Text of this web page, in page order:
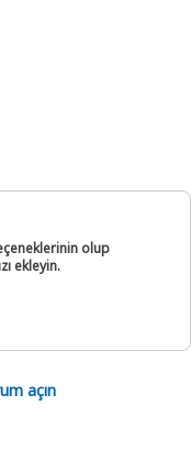
olup
ekleyin.
açın